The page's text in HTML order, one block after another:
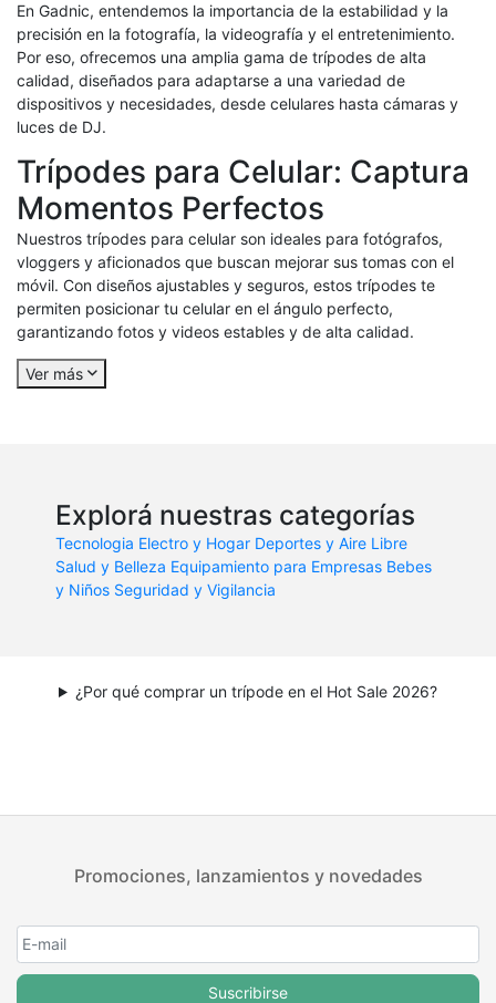
En Gadnic, entendemos la importancia de la estabilidad y la
precisión en la fotografía, la videografía y el entretenimiento.
Por eso, ofrecemos una amplia gama de trípodes de alta
calidad, diseñados para adaptarse a una variedad de
dispositivos y necesidades, desde celulares hasta cámaras y
luces de DJ.
Trípodes para Celular: Captura
Momentos Perfectos
Nuestros trípodes para celular son ideales para fotógrafos,
vloggers y aficionados que buscan mejorar sus tomas con el
móvil. Con diseños ajustables y seguros, estos trípodes te
permiten posicionar tu celular en el ángulo perfecto,
garantizando fotos y videos estables y de alta calidad.
Ver más
Explorá nuestras categorías
Tecnologia Electro y Hogar Deportes y Aire Libre
Salud y Belleza Equipamiento para Empresas Bebes
y Niños Seguridad y Vigilancia
¿Por qué comprar un trípode en el Hot Sale 2026?
Promociones, lanzamientos y novedades
Suscribirse